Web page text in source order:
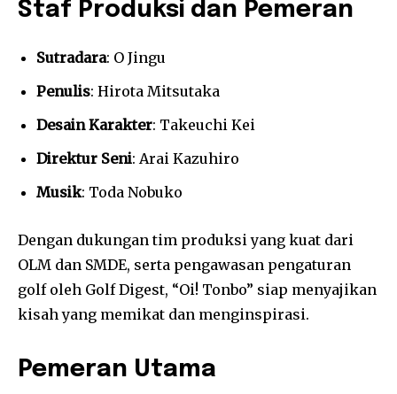
Staf Produksi dan Pemeran
Sutradara: O Jingu
Penulis: Hirota Mitsutaka
Desain Karakter: Takeuchi Kei
Direktur Seni: Arai Kazuhiro
Musik: Toda Nobuko
Dengan dukungan tim produksi yang kuat dari
OLM dan SMDE, serta pengawasan pengaturan
golf oleh Golf Digest, “Oi! Tonbo” siap menyajikan
kisah yang memikat dan menginspirasi.
Pemeran Utama